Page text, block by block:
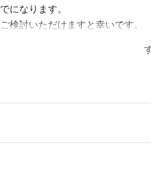
でになります。
ご検討いただけますと幸いです。